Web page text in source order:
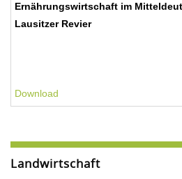
Ernährungswirtschaft im
Lausitzer Revier
Download
Landwirtschaft